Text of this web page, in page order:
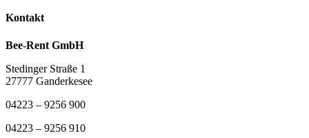
Kontakt
Bee-Rent GmbH
Stedinger Straße 1
27777 Ganderkesee
04223 – 9256 900
04223 – 9256 910